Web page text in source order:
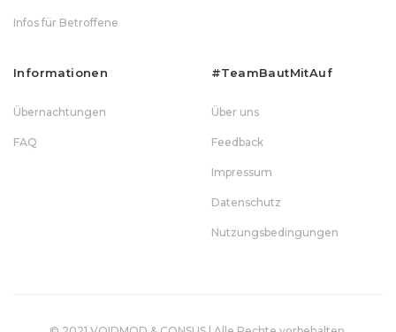
Infos für Betroffene
Informationen
Übernachtungen
FAQ
#teamBautMitAuf
Über uns
Feedback
Impressum
Datenschutz
Nutzungsbedingungen